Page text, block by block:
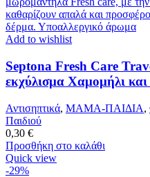
Add to wishlist
Septona Fresh Care
εκχύλισμα Χαμομήλι
Αντισηπτικά, ΜΑΜΑ-ΠΑΙΔΙΑ,
Παιδιού
0,30 €
Προσθήκη στο καλάθι
Quick view
-29%